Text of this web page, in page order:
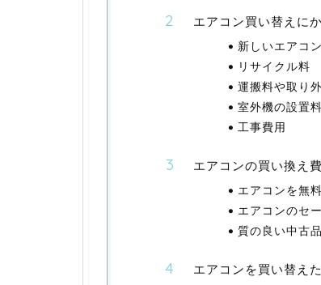
エアコン買い替えに
新しいエアコ
リサイクル料
運搬料や取り
室外機の設置料
工事費用
エアコンの買い換え
エアコンを無
エアコンのセ
質の良い中古
エアコンを買い替え